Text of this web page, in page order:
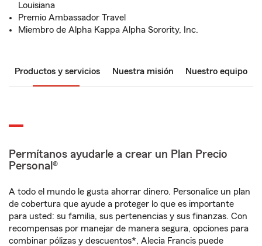
Louisiana
Premio Ambassador Travel
Miembro de Alpha Kappa Alpha Sorority, Inc.
Productos y servicios Nuestra misión Nuestro equipo
Permítanos ayudarle a crear un Plan Precio
Personal®
A todo el mundo le gusta ahorrar dinero. Personalice un plan
de cobertura que ayude a proteger lo que es importante
para usted: su familia, sus pertenencias y sus finanzas. Con
recompensas por manejar de manera segura, opciones para
combinar pólizas y descuentos*, Alecia Francis puede